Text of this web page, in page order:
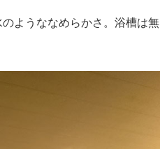
ようななめらかさ。浴槽は無